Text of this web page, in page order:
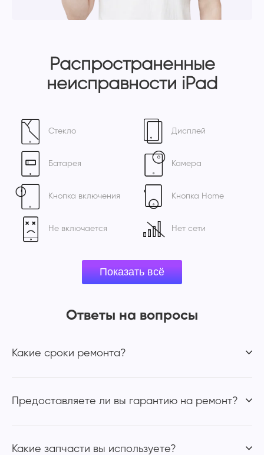
Распространенные
неисправности iPad
Стекло Дисплей
Батарея Камера
Кнопка включения Кнопка Home
Не включается Нет сети
Ответы на вопросы
Какие сроки ремонта?
Предоставляете ли вы гарантию на ремонт?
Какие запчасти вы используете?